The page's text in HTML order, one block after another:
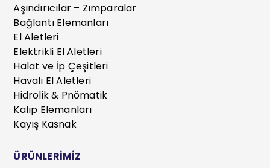
Aşındırıcılar – Zımparalar
Bağlantı Elemanları
El Aletleri
Elektrikli El Aletleri
Halat ve İp Çeşitleri
Havalı El Aletleri
Hidrolik & Pnömatik
Kalıp Elemanları
Kayış Kasnak
ÜRÜNLERİMİZ